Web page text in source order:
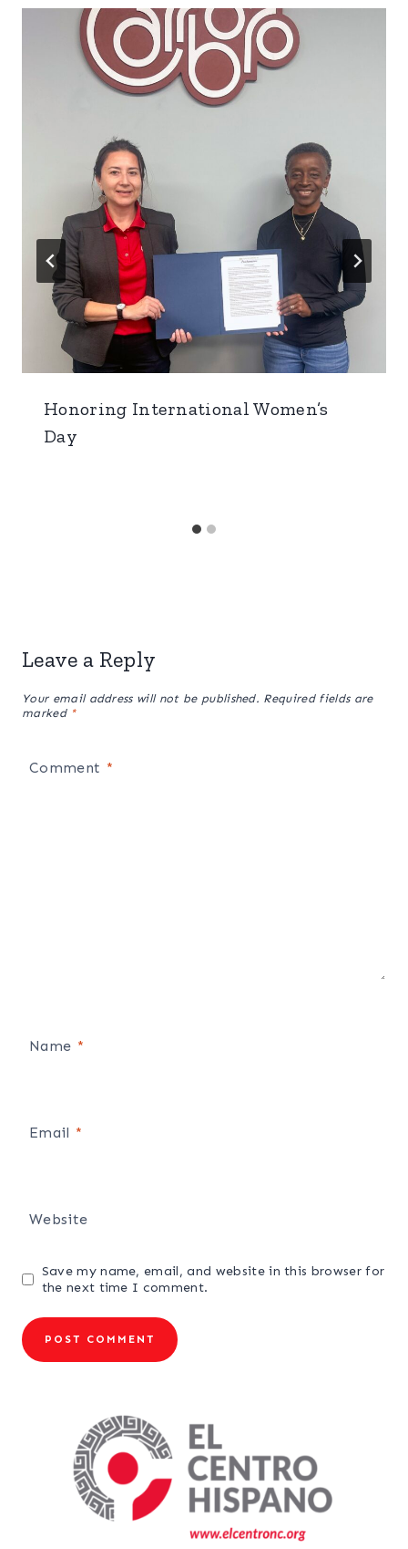
Honoring International Women’s
Day
Leave a Reply
Your email address will not be published. Required fields are
marked *
Comment *
Name *
Email *
Website
Save my name, email, and website in this browser for
the next time I comment.